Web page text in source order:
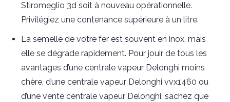
Stiromeglio 3d soit à nouveau opérationnelle.
Privilégiez une contenance supérieure à un litre.
La semelle de votre fer est souvent en inox, mais
elle se dégrade rapidement. Pour jouir de tous les
avantages d’une centrale vapeur Delonghi moins
chère, d’une centrale vapeur Delonghi vvx1460 ou
d’une vente centrale vapeur Delonghi, sachez que